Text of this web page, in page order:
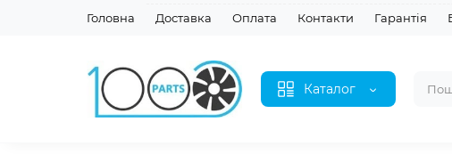
Головна Доставка Оплата Контакти Гарантія
Каталог